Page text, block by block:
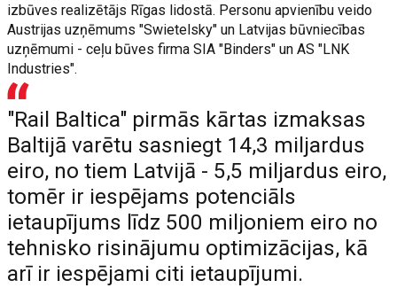
izbūves realizētājs Rīgas lidostā. Personu apvienību veido
Austrijas uzņēmums "Swietelsky" un Latvijas būvniecības
uzņēmumi - ceļu būves firma SIA "Binders" un AS "LNK
Industries".
"Rail Baltica" pirmās kārtas izmaksas
Baltijā varētu sasniegt 14,3 miljardus
eiro, no tiem Latvijā - 5,5 miljardus eiro,
tomēr ir iespējams potenciāls
ietaupījums līdz 500 miljoniem eiro no
tehnisko risinājumu optimizācijas, kā
arī ir iespējami citi ietaupījumi.